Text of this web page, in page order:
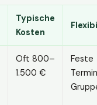
Typische
Kosten
Oft 800–
1.500 €
Feste